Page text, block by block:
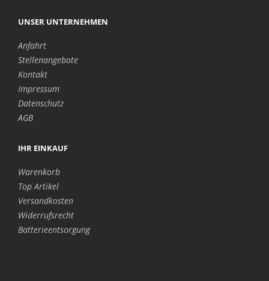
UNSER UNTERNEHMEN
Anfahrt
Stellenangebote
Kontakt
Impressum
Datenschutz
AGB
IHR EINKAUF
Warenkorb
Top Artikel
Versandkosten
Widerrufsrecht
Batterieentsorgung